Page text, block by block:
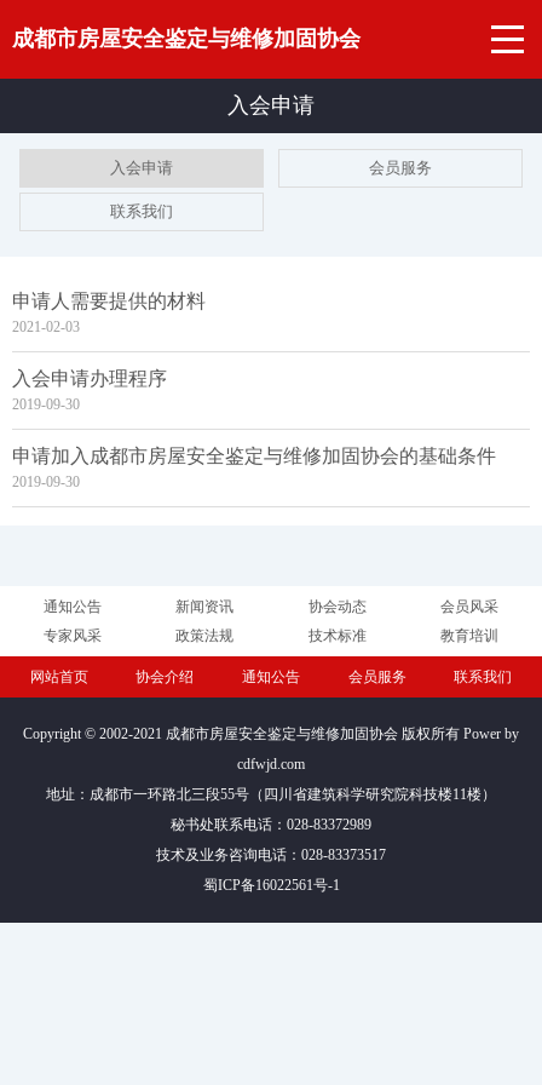
成都市房屋安全鉴定与维修加固协会
入会申请
入会申请 会员服务
联系我们
申请人需要提供的材料
2021-02-03
入会申请办理程序
2019-09-30
申请加入成都市房屋安全鉴定与维修加固协会的基础条件
2019-09-30
通知公告 新闻资讯 协会动态
会员风采
专家风采
政策法规 技术标准 教育培训
网站首页 协会介绍 通知公告 会员服务 联系我们
Copyright © 2002-2021 成都市房屋安全鉴定与维修加固协会 版权所有 Power by
cdfwjd.com
地址：成都市一环路北三段55号（四川省建筑科学研究院科技楼11楼）
秘书处联系电话：028-83372989
技术及业务咨询电话：028-83373517
蜀ICP备16022561号-1